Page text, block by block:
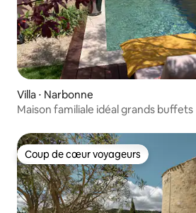
Villa ⋅ Narbonne
Maison familiale idéal grands buffets
Coup de cœur voyageurs
Coup de cœur voyageurs